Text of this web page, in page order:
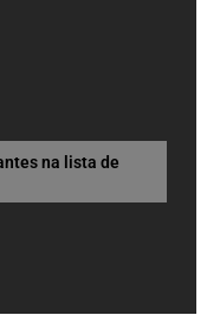
na lista de